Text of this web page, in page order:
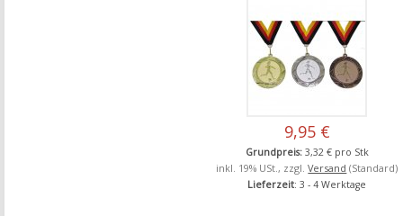
9,95 €
Grundpreis: 3,32 € pro Stk
inkl. 19% USt., zzgl.Versand (Standard)
Lieferzeit: 3 - 4 Werktage